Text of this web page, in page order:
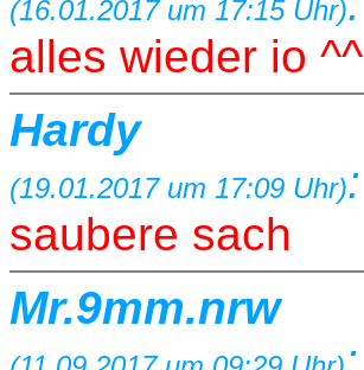
(16.01.2017 um 17:15 Uhr)
alles wieder io ^^
Hardy
(19.01.2017 um 17:09 Uhr):
saubere sach
Mr.9mm.nrw